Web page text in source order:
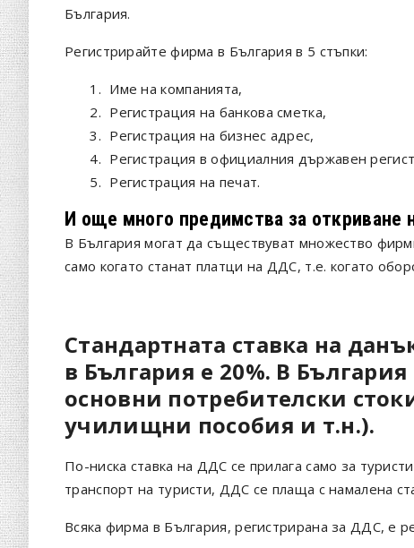
България.
Регистрирайте фирма в България в 5 стъпки:
1. Име на компанията,
2. Регистрация на банкова сметка,
3. Регистрация на бизнес адрес,
4. Регистрация в официалния държавен
5. Регистрация на печат.
И още много предимства за откриване
В България могат да съществуват множество
само когато станат платци на ДДС, т.е. когато
Стандартната ставка на
в България е 20%. В
основни потребителски
училищни пособия и т.н.).
По-ниска ставка на ДДС се прилага само за
транспорт на туристи, ДДС се плаща с намалена
Всяка фирма в България, регистрирана за ДДС, е